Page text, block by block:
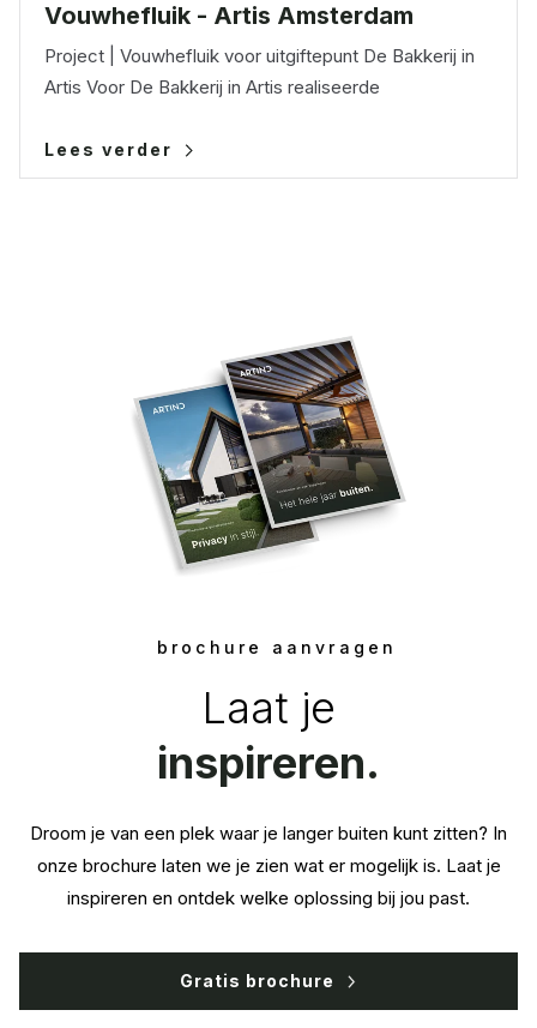
Vouwhefluik - Artis Amsterdam
Project | Vouwhefluik voor uitgiftepunt De Bakkerij in
Artis Voor De Bakkerij in Artis realiseerde
Lees verder
brochure aanvragen
Laat je
inspireren.
Droom je van een plek waar je langer buiten kunt zitten? In
onze brochure laten we je zien wat er mogelijk is. Laat je
inspireren en ontdek welke oplossing bij jou past.
Gratis brochure